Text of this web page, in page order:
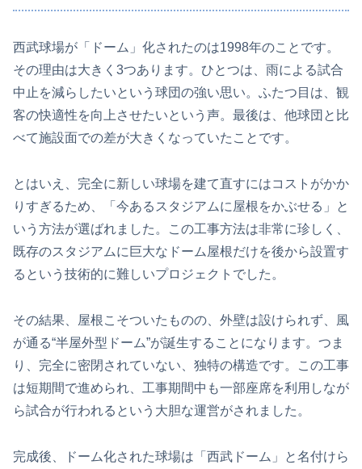
西武球場が「ドーム」化されたのは1998年のことです。
その理由は大きく3つあります。ひとつは、雨による試合
中止を減らしたいという球団の強い思い。ふたつ目は、観
客の快適性を向上させたいという声。最後は、他球団と比
べて施設面での差が大きくなっていたことです。
とはいえ、完全に新しい球場を建て直すにはコストがかか
りすぎるため、「今あるスタジアムに屋根をかぶせる」と
いう方法が選ばれました。この工事方法は非常に珍しく、
既存のスタジアムに巨大なドーム屋根だけを後から設置す
るという技術的に難しいプロジェクトでした。
その結果、屋根こそついたものの、外壁は設けられず、風
が通る“半屋外型ドーム”が誕生することになります。つま
り、完全に密閉されていない、独特の構造です。この工事
は短期間で進められ、工事期間中も一部座席を利用しなが
ら試合が行われるという大胆な運営がされました。
完成後、ドーム化された球場は「西武ドーム」と名付けら